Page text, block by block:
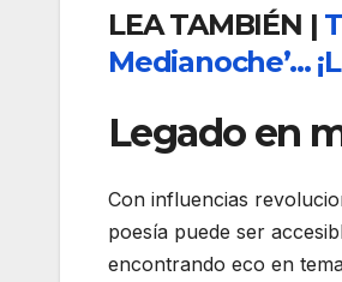
LEA TAMBIÉN |
Medianoche’…
Legado en
Con influencias
poesía puede ser
encontrando eco en